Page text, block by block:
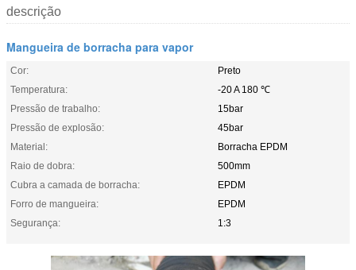
descrição
Mangueira de borracha para vapor
Cor:
Preto
Temperatura:
-20 A 180 ℃
Pressão de trabalho:
15bar
Pressão de explosão:
45bar
Material:
Borracha EPDM
Raio de dobra:
500mm
Cubra a camada de borracha:
EPDM
Forro de mangueira:
EPDM
Segurança:
1:3